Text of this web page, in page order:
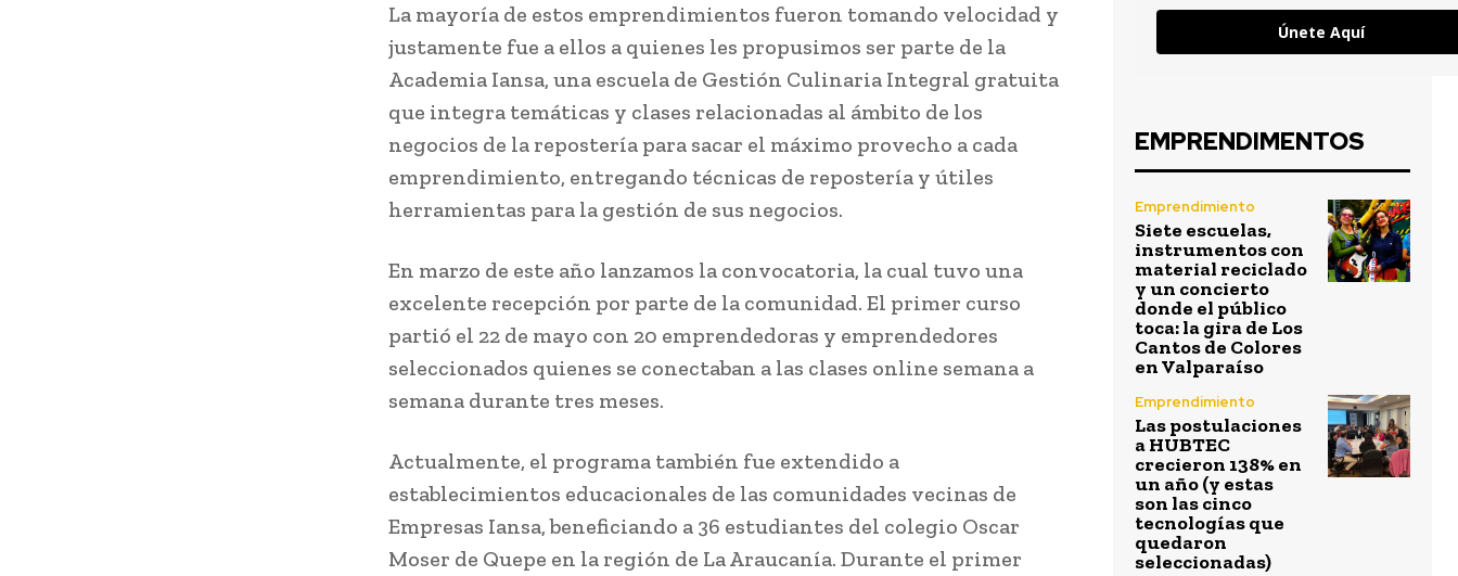
La mayoría de estos emprendimientos fueron tomando velocidad y
justamente fue a ellos a quienes les propusimos ser parte de la
Academia Iansa, una escuela de Gestión Culinaria Integral gratuita
que integra temáticas y clases relacionadas al ámbito de los
negocios de la repostería para sacar el máximo provecho a cada
emprendimiento, entregando técnicas de repostería y útiles
herramientas para la gestión de sus negocios.
En marzo de este año lanzamos la convocatoria, la cual tuvo una
excelente recepción por parte de la comunidad. El primer curso
partió el 22 de mayo con 20 emprendedoras y emprendedores
seleccionados quienes se conectaban a las clases online semana a
semana durante tres meses.
Actualmente, el programa también fue extendido a
establecimientos educacionales de las comunidades vecinas de
Empresas Iansa, beneficiando a 36 estudiantes del colegio Oscar
Moser de Quepe en la región de La Araucanía. Durante el primer
Únete Aquí
EMPRENDIMENTOS
Emprendimiento
Siete escuelas,
instrumentos con
material reciclado
y un concierto
donde el público
toca: la gira de Los
Cantos de Colores
en Valparaíso
Emprendimiento
Las postulaciones
a HUBTEC
crecieron 138% en
un año (y estas
son las cinco
tecnologías que
quedaron
seleccionadas)